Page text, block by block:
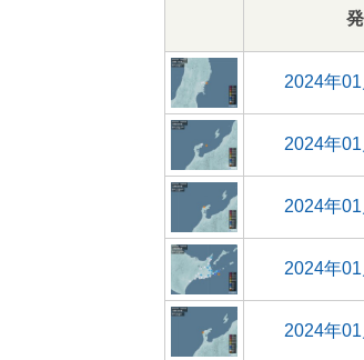
2024年
2024年
2024年
2024年
2024年